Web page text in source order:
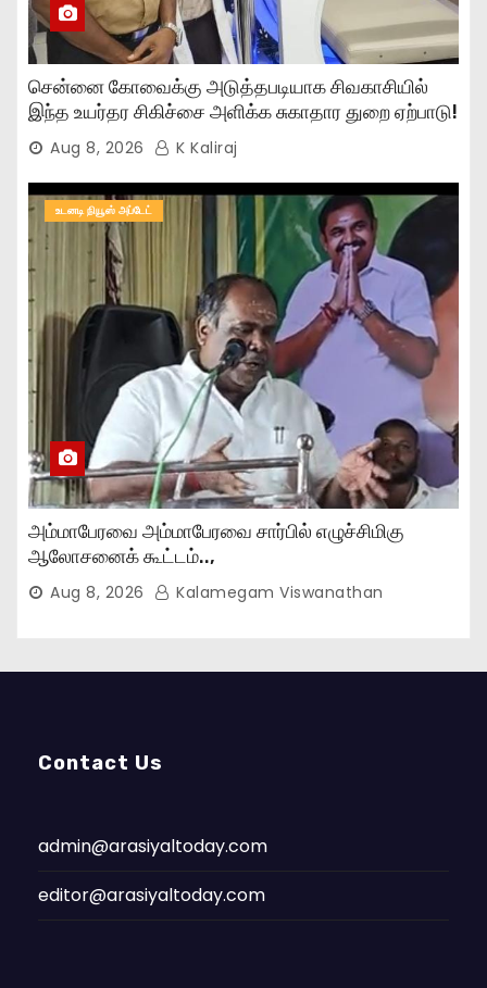
சென்னை கோவைக்கு அடுத்தபடியாக சிவகாசியில்
இந்த உயர்தர சிகிச்சை அளிக்க சுகாதார துறை ஏற்பாடு!
Aug 8, 2026 K Kaliraj
உடனடி நியூஸ் அப்டேட்
அம்மாபேரவை அம்மாபேரவை சார்பில் எழுச்சிமிகு
ஆலோசனைக் கூட்டம்..,
Aug 8, 2026 Kalamegam Viswanathan
Contact Us
admin@arasiyaltoday.com
editor@arasiyaltoday.com